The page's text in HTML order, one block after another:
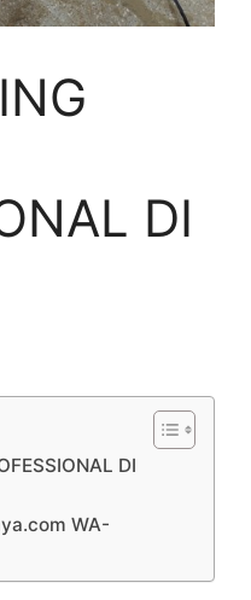
DI
DI
WA-